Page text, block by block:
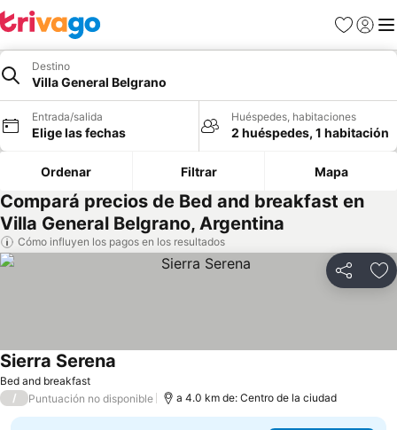
Favoritos
Iniciar
Destino
Villa General Belgrano
Entrada/salida
Elige las fechas
Huéspedes, habitaciones
2 huéspedes, 1 habitación
Ordenar Filtrar Mapa
Compará precios de Bed and breakfast en
Villa General Belgrano, Argentina
Cómo influyen los pagos en los resultados
Compartir
Bed and breakfast
Sierra Serena
/ Puntuación no disponible a 4.0 km de: Centro de la ciudad